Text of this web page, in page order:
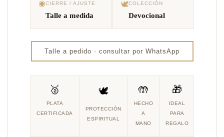
◉CIERRE / AJUSTE
Talle a medida
🕊️COLECCIÓN
Devocional
Talle a pedido · consultar por WhatsApp
🥈
PLATA
CERTIFICADA
🕊️
PROTECCIÓN
ESPIRITUAL
🤲
HECHO
A
MANO
🎁
IDEAL
PARA
REGALO